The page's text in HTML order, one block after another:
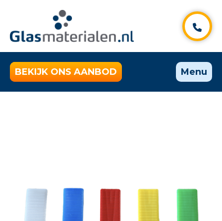
BEKIJK ONS AANBOD Menu